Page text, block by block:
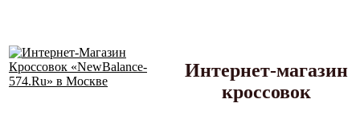
Интернет-магазин
кроссовок